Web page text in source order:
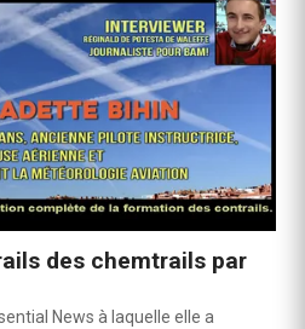
des chemtrails par
News à laquelle elle a